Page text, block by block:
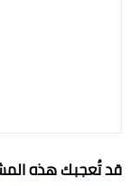
قد تُعجبك هذه